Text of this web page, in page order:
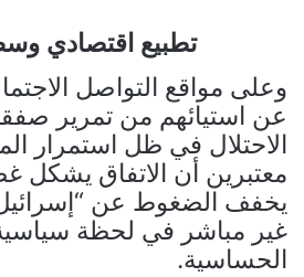
تطبيع اقتصادي
وعلى مواقع التواصل
عن استيائهم من تمرير
الاحتلال في ظل استمرار
معتبرين أن الاتفاق يشكل
يخفف الضغوط عن
غير مباشر في لحظة سياسية
الحساسية.